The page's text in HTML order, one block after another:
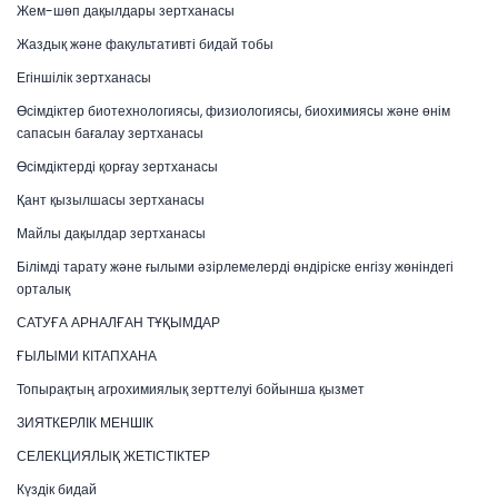
Жем-шөп дақылдары зертханасы
Жаздық және факультативті бидай тобы
Егіншілік зертханасы
Өсімдіктер биотехнологиясы, физиологиясы, биохимиясы және өнім
сапасын бағалау зертханасы
Өсімдіктерді қорғау зертханасы
Қант қызылшасы зертханасы
Майлы дақылдар зертханасы
Білімді тарату және ғылыми әзірлемелерді өндіріске енгізу жөніндегі
орталық
САТУҒА АРНАЛҒАН ТҰҚЫМДАР
ҒЫЛЫМИ КІТАПХАНА
Топырақтың агрохимиялық зерттелуі бойынша қызмет
ЗИЯТКЕРЛІК МЕНШІК
СЕЛЕКЦИЯЛЫҚ ЖЕТІСТІКТЕР
Күздік бидай